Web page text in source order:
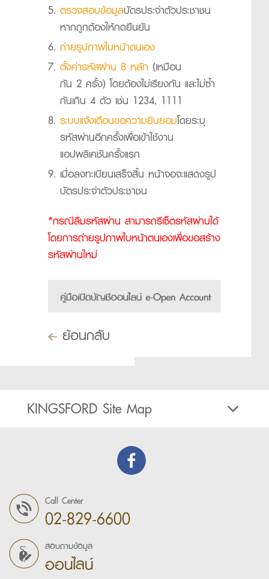
ตรวจสอบข้อมูลบัตรประจำตัวประชาชน
หากถูกต้องให้กดยืนยัน
ถ่ายรูปภาพใบหน้าตนเอง
ตั้งค่ารหัสผ่าน 8 หลัก (เหมือน
กัน 2 ครั้ง) โดยต้องไม่เรียงกัน และไม่ซ้ำ
กันเกิน 4 ตัว เช่น 1234, 1111
ระบบแจ้งเตือนขอความยินยอมโดยระบุ
รหัสผ่านอีกครั้งเพื่อเข้าใช้งาน
แอปพลิเคชันครั้งแรก
เมื่อลงทะเบียนเสร็จสิ้น หน้าจอจะแสดงรูป
บัตรประจำตัวประชาชน
*กรณีลืมรหัสผ่าน สามารถรีเซ็ตรหัสผ่านได้
โดยการถ่ายรูปภาพใบหน้าตนเองเพื่อขอสร้าง
รหัสผ่านใหม่
ย้อนกลับ
KINGSFORD Site Map
Call Center
02-829-6600
สอบถามข้อมูล
ออนไลน์